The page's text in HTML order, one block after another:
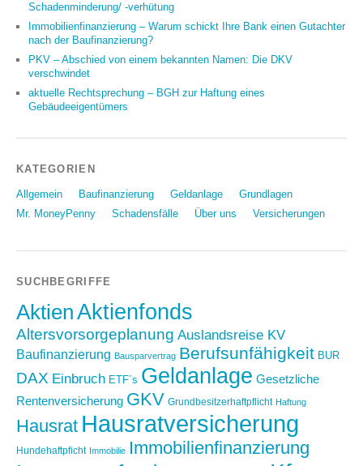
Schadenminderung/ -verhütung
Immobilienfinanzierung – Warum schickt Ihre Bank einen Gutachter
nach der Baufinanzierung?
PKV – Abschied von einem bekannten Namen: Die DKV
verschwindet
aktuelle Rechtsprechung – BGH zur Haftung eines
Gebäudeeigentümers
KATEGORIEN
Allgemein Baufinanzierung Geldanlage
Grundlagen
Mr. MoneyPenny
Schadensfälle Über uns Versicherungen
SUCHBEGRIFFE
AktienAktienfonds
Altersvorsorgeplanung Auslandsreise KV
Baufinanzierung Bausparvertrag Berufsunfähigkeit BUR
DAX Einbruch ETF´s Geldanlage Gesetzliche
Rentenversicherung GKV Grundbesitzerhaftpflicht Haftung
Hausrat Hausratversicherung
Hundehaftpficht Immobilie Immobilienfinanzierung